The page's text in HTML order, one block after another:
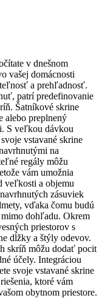
v dnešnom
vašej domácnosti
a prehľadnosť.
patrí predefinovanie
Šatníkové skrine
alebo preplnený
S veľkou dávkou
vstavané skrine
na
regály môžu
vám umožnia
veľkosti a objemu
zásuviek
vďaka čomu budú
mimo dohľadu. Okrem
priestorov s
dĺžky a štýly odevov.
skríň môžu dodať pocit
účely. Integráciou
svoje vstavané skrine
ktoré vám
obytnom priestore.